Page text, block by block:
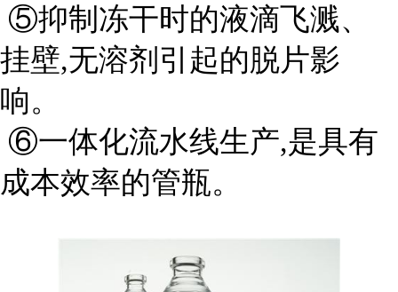
⑤抑制冻干时的液滴飞溅、
挂壁,无溶剂引起的脱片影
响。
⑥一体化流水线生产,是具有
成本效率的管瓶。